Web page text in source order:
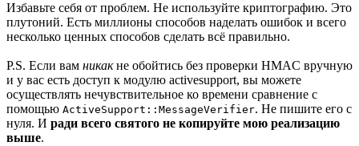
Избавьте себя от проблем. Не используйте криптографию. Это
плутоний. Есть миллионы способов наделать ошибок и всего
несколько ценных способов сделать всё правильно.
P.S. Если вам никакне обойтись без проверки HMAC вручную
и у вас есть доступ к модулю activesupport, вы можете
осуществлять нечувствительное ко времени сравнение с
помощью ActiveSupport::MessageVerifier. Не пишите его с
нуля. И ради всего святого не копируйте мою реализацию
выше.